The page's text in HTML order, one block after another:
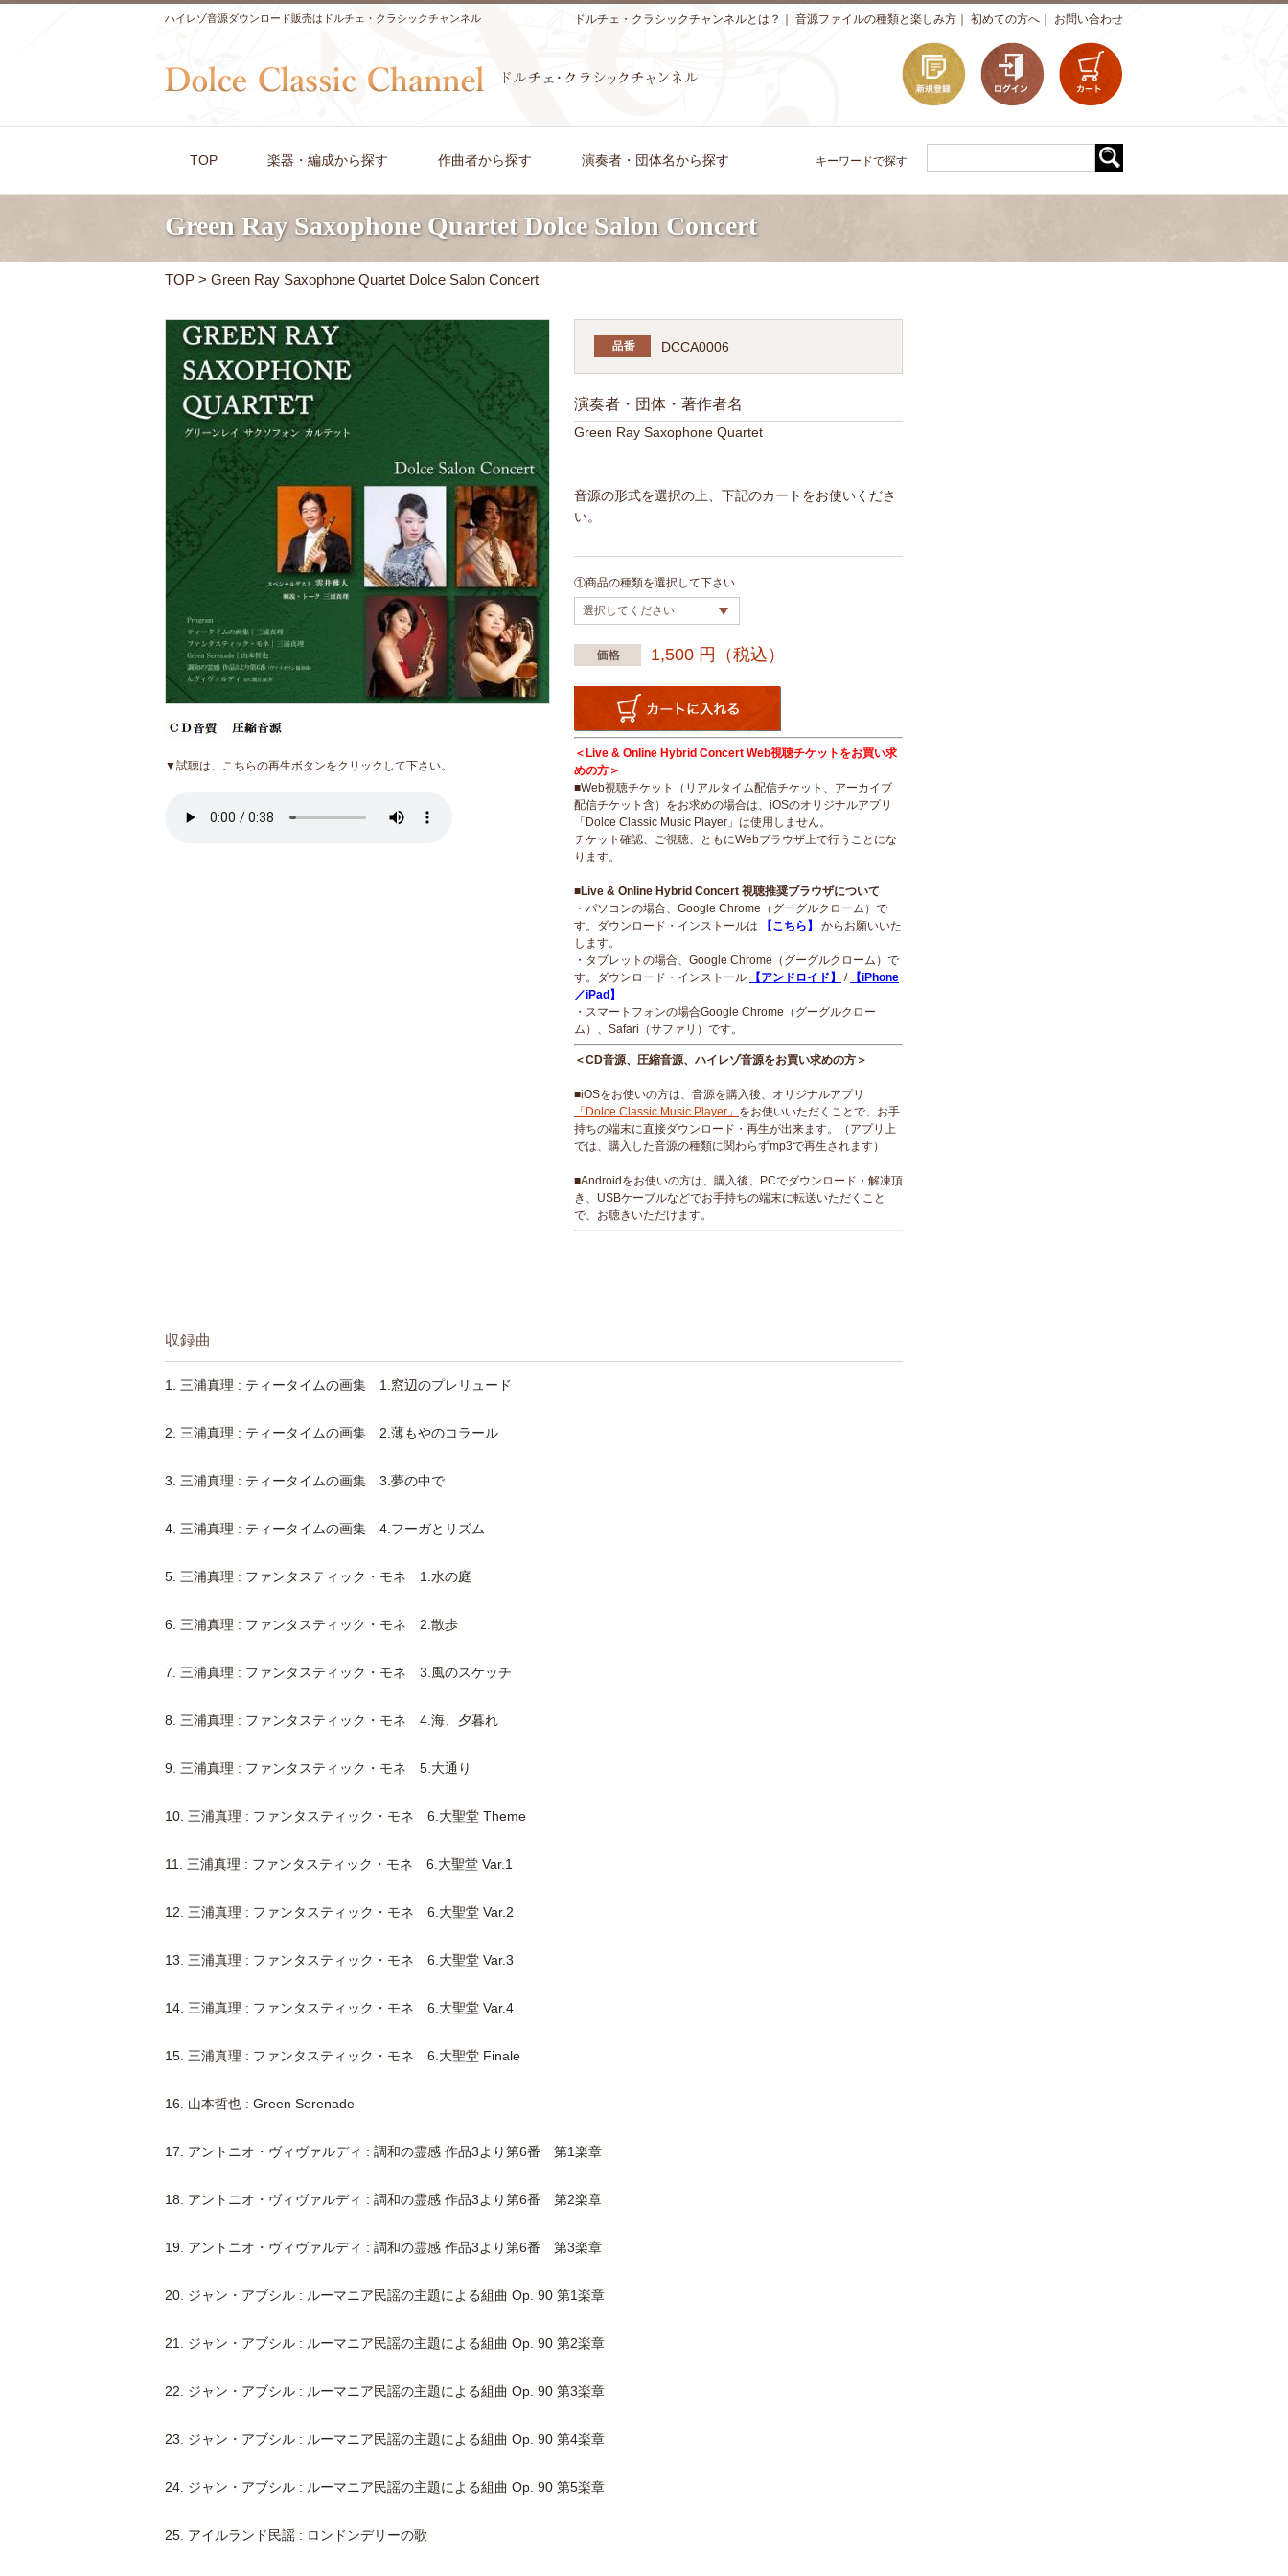
ハイレゾ音源ダウンロード販売はドルチェ・クラシックチャンネル お問い合わせ
初めての方へ
音源ファイルの種類と楽しみ方
ドルチェ・クラシックチャンネルとは？
TOP 楽器・編成から探す 作曲者から探す 演奏者・団体名から探す キーワードで探す
Green Ray Saxophone Quartet Dolce Salon Concert
TOP > Green Ray Saxophone Quartet Dolce Salon Concert
▼試聴は、こちらの再生ボタンをクリックして下さい。
DCCA0006
演奏者・団体・著作者名
Green Ray Saxophone Quartet
音源の形式を選択の上、下記のカートをお使いくださ
い。
①商品の種類を選択して下さい
1,500 円（税込）
＜Live & Online Hybrid Concert Web視聴チケットをお買い求
めの方＞
■Web視聴チケット（リアルタイム配信チケット、アーカイブ
配信チケット含）をお求めの場合は、iOSのオリジナルアプリ
「Dolce Classic Music Player」は使用しません。
チケット確認、ご視聴、ともにWebブラウザ上で行うことにな
ります。
■Live & Online Hybrid Concert 視聴推奨ブラウザについて
・パソコンの場合、Google Chrome（グーグルクローム）で
す。ダウンロード・インストールは
【こちら】
からお願いいた
します。
・タブレットの場合、Google Chrome（グーグルクローム）で
す。ダウンロード・インストール
【アンドロイド】 /
【iPhone
／iPad】
・スマートフォンの場合Google Chrome（グーグルクロー
ム）、Safari（サファリ）です。
＜CD音源、圧縮音源、ハイレゾ音源をお買い求めの方＞
■iOSをお使いの方は、音源を購入後、オリジナルアプリ
「Dolce Classic Music Player」 をお使いいただくことで、お手
持ちの端末に直接ダウンロード・再生が出来ます。（アプリ上
では、購入した音源の種類に関わらずmp3で再生されます）
■Androidをお使いの方は、購入後、PCでダウンロード・解凍頂
き、USBケーブルなどでお手持ちの端末に転送いただくこと
で、お聴きいただけます。
収録曲
1. 三浦真理 : ティータイムの画集 1.窓辺のプレリュード
2. 三浦真理 : ティータイムの画集 2.薄もやのコラール
3. 三浦真理 : ティータイムの画集 3.夢の中で
4. 三浦真理 : ティータイムの画集 4.フーガとリズム
5. 三浦真理 : ファンタスティック・モネ 1.水の庭
6. 三浦真理 : ファンタスティック・モネ 2.散歩
7. 三浦真理 : ファンタスティック・モネ 3.風のスケッチ
8. 三浦真理 : ファンタスティック・モネ 4.海、夕暮れ
9. 三浦真理 : ファンタスティック・モネ 5.大通り
10. 三浦真理 : ファンタスティック・モネ 6.大聖堂 Theme
11. 三浦真理 : ファンタスティック・モネ 6.大聖堂 Var.1
12. 三浦真理 : ファンタスティック・モネ 6.大聖堂 Var.2
13. 三浦真理 : ファンタスティック・モネ 6.大聖堂 Var.3
14. 三浦真理 : ファンタスティック・モネ 6.大聖堂 Var.4
15. 三浦真理 : ファンタスティック・モネ 6.大聖堂 Finale
16. 山本哲也 : Green Serenade
17. アントニオ・ヴィヴァルディ : 調和の霊感 作品3より第6番 第1楽章
18. アントニオ・ヴィヴァルディ : 調和の霊感 作品3より第6番 第2楽章
19. アントニオ・ヴィヴァルディ : 調和の霊感 作品3より第6番 第3楽章
20. ジャン・アブシル : ルーマニア民謡の主題による組曲 Op. 90 第1楽章
21. ジャン・アブシル : ルーマニア民謡の主題による組曲 Op. 90 第2楽章
22. ジャン・アブシル : ルーマニア民謡の主題による組曲 Op. 90 第3楽章
23. ジャン・アブシル : ルーマニア民謡の主題による組曲 Op. 90 第4楽章
24. ジャン・アブシル : ルーマニア民謡の主題による組曲 Op. 90 第5楽章
25. アイルランド民謡 : ロンドンデリーの歌